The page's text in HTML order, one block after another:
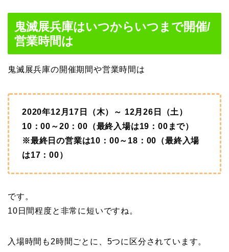
鬼滅展兵庫はいつからいつまで開催/
営業時間は
鬼滅展兵庫の開催期間や営業時間は
2020年12月17日（木）～ 12月26日（土）
10：00～20：00（最終入場は19：00まで）
※最終日の営業は10：00～18：00（最終入場
は17：00）
です。
10日間程度と非常に短いですね。
入場時間も2時間ごとに、5つに区分されています。